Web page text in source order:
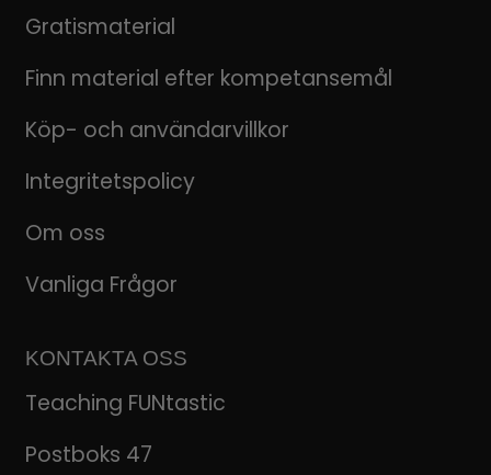
Gratismaterial
Finn material efter kompetansemål
Köp- och användarvillkor
Integritetspolicy
Om oss
Vanliga Frågor
KONTAKTA OSS
Teaching FUNtastic
Postboks 47